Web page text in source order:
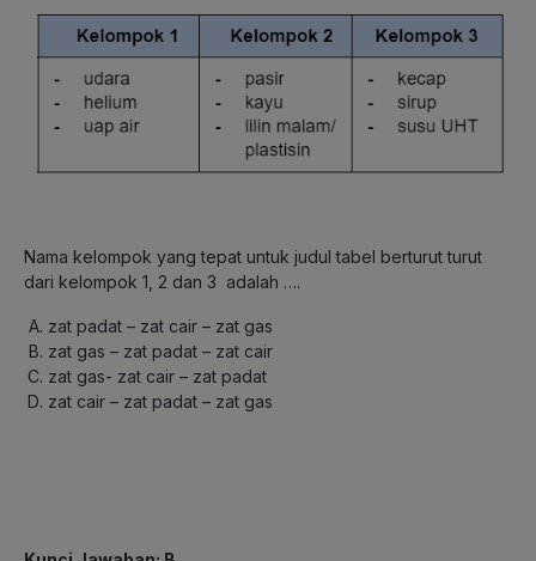
Nama kelompok yang tepat untuk judul tabel berturut turut
dari kelompok 1, 2 dan 3 adalah ….
zat padat – zat cair – zat gas
zat gas – zat padat – zat cair
zat gas- zat cair – zat padat
zat cair – zat padat – zat gas